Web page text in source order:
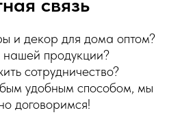
и декор для дома оптом?
нашей продукции?
сотрудничество?
удобным способом, мы
договоримся!